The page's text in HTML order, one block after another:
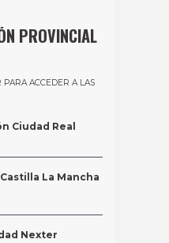
PROVINCIAL
ACCEDER A LAS
Ciudad Real
La Mancha
Nexter